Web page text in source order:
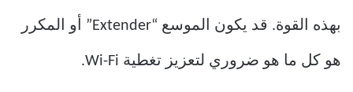
بهذه القوة. قد يكون الموسع “Extender” أو المكرر
هو كل ما هو ضروري لتعزيز تغطية Wi-Fi.